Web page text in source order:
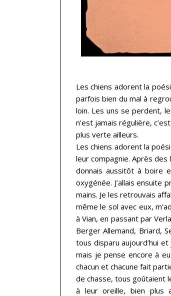
Les chiens adorent la
parfois bien du mal à
loin. Les uns se perdent,
n’est jamais régulière,
plus verte ailleurs.
Les chiens adorent la
leur compagnie. Après
donnais aussitôt à boire
oxygénée. J’allais ensuite
mains. Je les retrouvais
même le sol avec eux,
à Vian, en passant par
Berger Allemand, Briard,
tous disparu aujourd’hui
mais je pense encore à
chacun et chacune fait
de chasse, tous goûtaient
à leur oreille, bien plus